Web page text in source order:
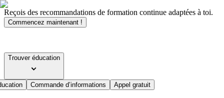
Reçois des recommandations de formation continue adaptées à toi.
Commencez maintenant !
Trouver éducation
Commande d’informations Appel gratuit